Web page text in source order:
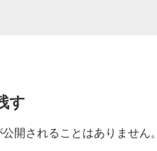
す
開されることはありません。